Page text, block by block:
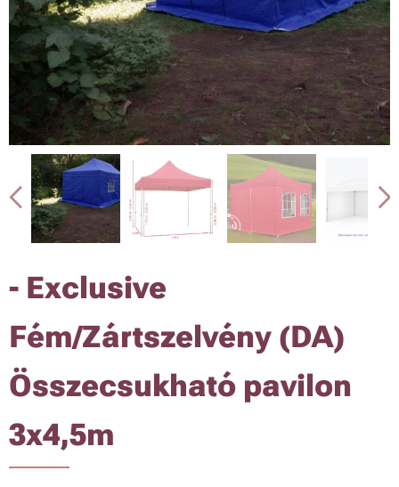
- Exclusive
Fém/Zártszelvény (DA)
Összecsukható pavilon
3x4,5m